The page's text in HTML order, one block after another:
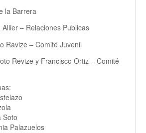
la Barrera
– Relaciones Publicas
Ravize – Comité Juvenil
Revize y Francisco Ortiz – Comité
Soto
Palazuelos